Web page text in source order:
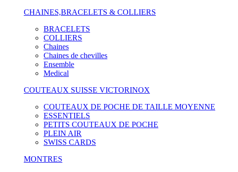
CHAINES,BRACELETS & COLLIERS
BRACELETS
COLLIERS
Chaines
Chaines de chevilles
Ensemble
Medical
COUTEAUX SUISSE VICTORINOX
COUTEAUX DE POCHE DE TAILLE MOYENNE
ESSENTIELS
PETITS COUTEAUX DE POCHE
PLEIN AIR
SWISS CARDS
MONTRES